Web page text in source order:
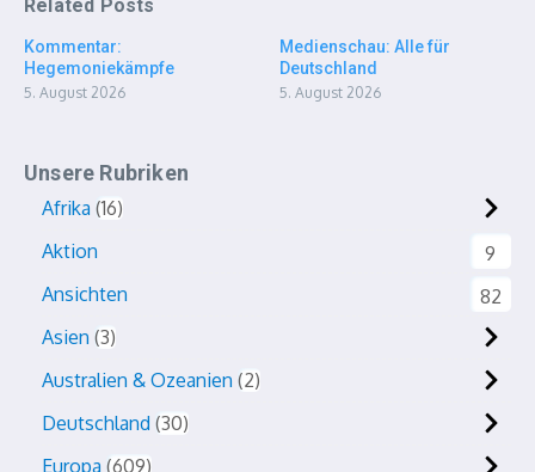
Related Posts
Kommentar:
Hegemoniekämpfe
5. August 2026
Medienschau: Alle für
Deutschland
5. August 2026
Unsere Rubriken
Afrika 16
Aktion
9
Ansichten
82
Asien 3
Australien & Ozeanien 2
Deutschland 30
Europa 609